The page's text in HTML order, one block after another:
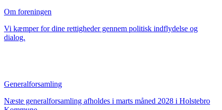
Om foreningen
Vi kæmper for dine rettigheder gennem politisk indflydelse og
dialog.
Generalforsamling
Næste generalforsamling afholdes i marts måned 2028 i Holstebro